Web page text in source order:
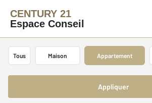
CENTURY 21
Espace Conseil
Tous Maison Appartement
Appliquer